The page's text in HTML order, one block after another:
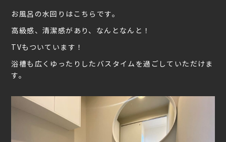
お風呂の水回りはこちらです。
高級感、清潔感があり、なんとなんと！
TVもついています！
浴槽も広くゆったりしたバスタイムを過ごしていただけま
す。